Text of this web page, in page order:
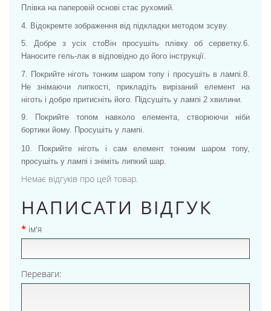
Плівка на паперовій основі стає рухомий.
4. Відокремте зображення від підкладки методом зсуву.
5. Добре з усіх стоВін просушіть плівку об серветку.6.
Наносите гель-лак в відповідно до його інструкції.
7. Покрийте ніготь тонким шаром топу і просушіть в лампі. 8.
Не знімаючи липкості, прикладіть вирізаний елемент на
ніготь і добре притисніть його. Підсушіть у лампі 2 хвилини.
9. Покрийте топом навколо елемента, створюючи ніби
бортики йому. Просушіть у лампі.
10. Покрийте ніготь і сам елемент тонким шаром топу,
просушіть у лампі і зніміть липкий шар.
Немає відгуків про цей товар.
НАПИСАТИ ВІДГУК
ім'я
Переваги: